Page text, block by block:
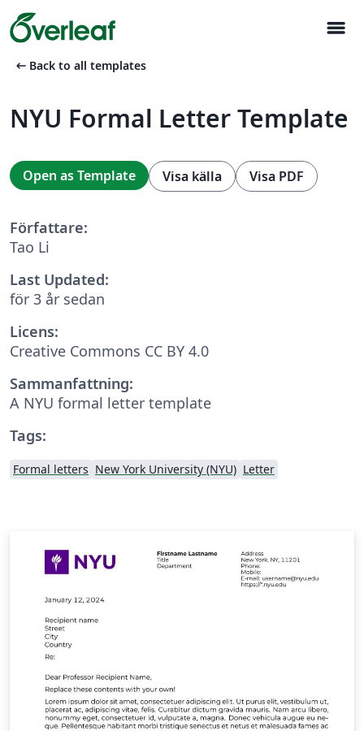
menu
arrow_left_alt Back to all templates
NYU Formal Letter Template
Open as Template Visa källa Visa PDF
Författare:
Tao Li
Last Updated:
för 3 år sedan
Licens:
Creative Commons CC BY 4.0
Sammanfattning:
A NYU formal letter template
Tags:
Formal letters New York University (NYU) Letter